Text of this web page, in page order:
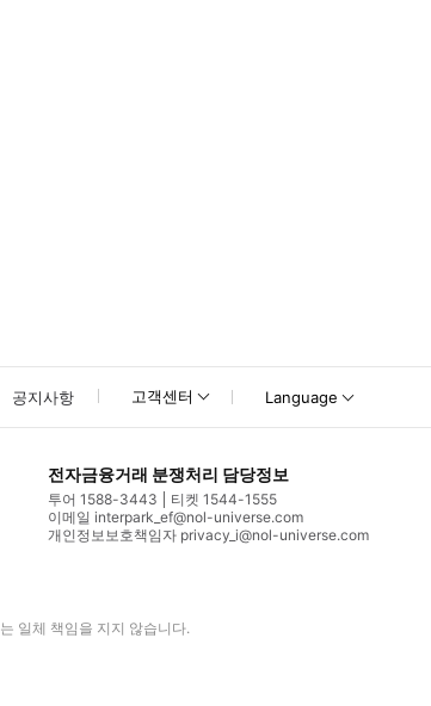
공지사항 고객센터 Language
전자금융거래 분쟁처리 담당정보
투어 1588-3443
티켓 1544-1555
이메일 interpark_ef@nol-universe.com
개인정보보호책임자 privacy_i@nol-universe.com
는 일체 책임을 지지 않습니다.